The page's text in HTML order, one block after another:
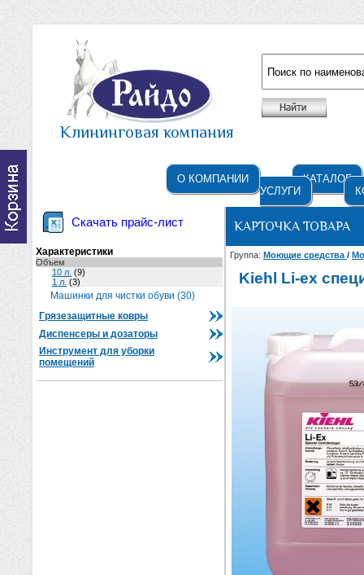
Клининговая компания
О КОМПАНИИ
КАТАЛОГ
УСЛУГИ
Скачать прайс-лист
Характеристики
Объем
10 л. (9)
1 л. (3)
Машинки для чистки обуви (30)
Грязезащитные ковры
Диспенсеры и дозаторы
Инструмент для уборки
помещений
КАРТОЧКА ТОВАРА
Группа: Моющие средства /
Kiehl Li-ex